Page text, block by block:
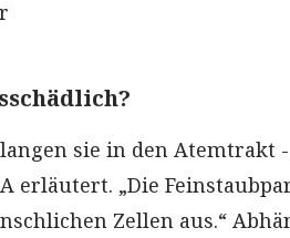
sie in den Atemtrakt
erläutert. „Die
Zellen aus.“